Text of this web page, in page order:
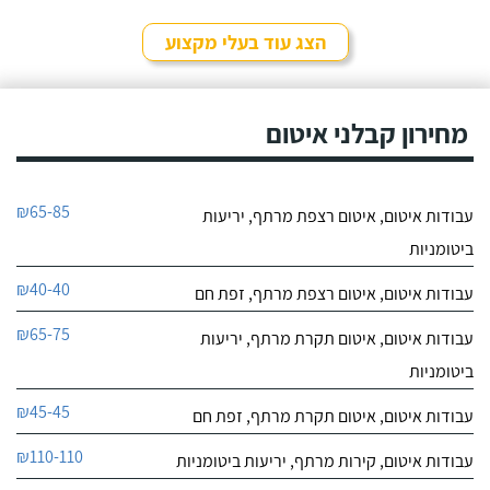
לפרטי העסק
9.6
במקצועי אני קבלן
האחרונות אני לוקח כקבלן
מחברת "אחים סמי".
שמדובר בבן אדם שאפשר
לפרטי העסק
0 חוות דעת
9.7
הצג עוד בעלי מקצוע
מחירון קבלני איטום
עבודות איטום, איטום רצפת מרתף, יריעות
ביטומניות
₪65-85
עבודות איטום, איטום רצפת מרתף, זפת חם ₪40-40
עבודות איטום, איטום תקרת מרתף, יריעות
ביטומניות
₪65-75
עבודות איטום, איטום תקרת מרתף, זפת חם ₪45-45
עבודות איטום, קירות מרתף, יריעות ביטומניות ₪110-110